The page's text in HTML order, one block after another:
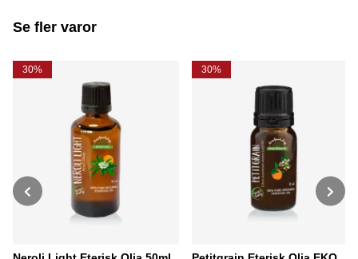
av de vanligaste frågorna – på ett enkelt och
inspirerande sätt.
Se fler varor
30% 30%